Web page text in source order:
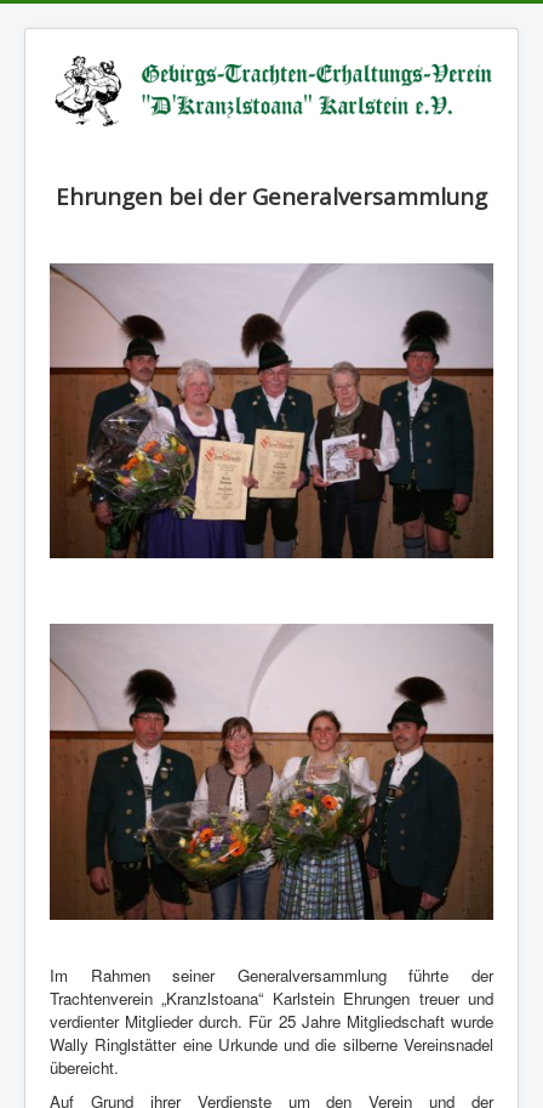
Ehrungen bei der Generalversammlung
Im Rahmen seiner Generalversammlung führte der
Trachtenverein „Kranzlstoana“ Karlstein Ehrungen treuer und
verdienter Mitglieder durch. Für 25 Jahre Mitgliedschaft wurde
Wally Ringlstätter eine Urkunde und die silberne Vereinsnadel
übereicht.
Auf Grund ihrer Verdienste um den Verein und der